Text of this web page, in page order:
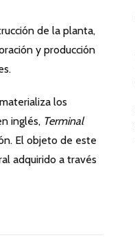
de la planta,
y producción
los
inglés, Terminal
El objeto de este
adquirido a través